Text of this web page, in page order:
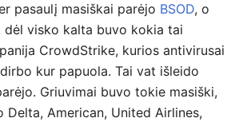
pasaulį masiškai parėjo BSOD, o
dėl visko kalta buvo kokia tai
CrowdStrike, kurios antivirusai
kur papuola. Tai vat išleido
Griuvimai buvo tokie masiški,
Delta, American, United Airlines,